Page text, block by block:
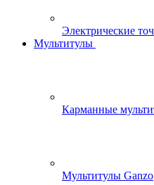
Электрические
Мультитулы
Карманные
Мультитулы Ganzo